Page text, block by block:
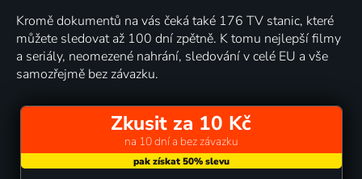
Kromě dokumentů na vás čeká také 176 TV stanic, které
můžete sledovat až 100 dní zpětně. K tomu nejlepší filmy
a seriály, neomezené nahrání, sledování v celé EU a vše
samozřejmě bez závazku.
Zkusit za 10 Kč
na 10 dní a bez závazku